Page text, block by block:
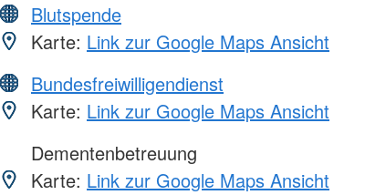
Blutspende
Karte: Link zur Google Maps Ansicht
Bundesfreiwilligendienst
Karte: Link zur Google Maps Ansicht
Dementenbetreuung
Karte: Link zur Google Maps Ansicht